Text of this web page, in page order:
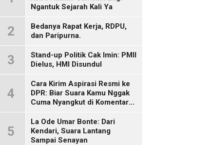
Ngantuk Sejarah Kali Ya
2
Bedanya Rapat Kerja, RDPU,
dan Paripurna.
3
Stand-up Politik Cak Imin: PMII
Dielus, HMI Disundul
4
Cara Kirim Aspirasi Resmi ke
DPR: Biar Suara Kamu Nggak
Cuma Nyangkut di Komentar
5
La Ode Umar Bonte: Dari
Kendari, Suara Lantang
Sampai Senayan